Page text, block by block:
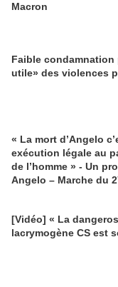
Macron
Faible
utile» des violences
« La mort d’Angelo
exécution légale au
de l’homme » - Un
Angelo – Marche du
[Vidéo] « La
lacrymogène CS est